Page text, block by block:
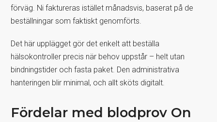
förväg. Ni faktureras istället månadsvis, baserat på de
beställningar som faktiskt genomförts.
Det här upplägget gör det enkelt att beställa
hälsokontroller precis när behov uppstår – helt utan
bindningstider och fasta paket. Den administrativa
hanteringen blir minimal, och allt sköts digitalt.
Fördelar med blodprov On